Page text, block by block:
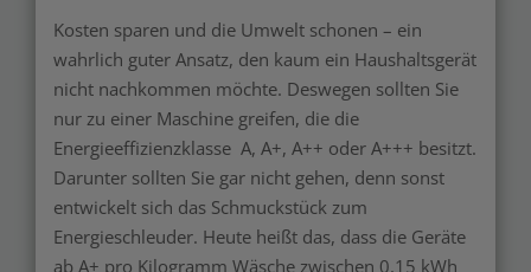
Kosten sparen und die Umwelt schonen – ein
wahrlich guter Ansatz, den kaum ein Haushaltsgerät
nicht nachkommen möchte. Deswegen sollten Sie
nur zu einer Maschine greifen, die die
Energieeffizienzklasse A, A+, A++ oder A+++ besitzt.
Darunter sollten Sie gar nicht gehen, denn sonst
entwickelt sich das Schmuckstück zum
Energieschleuder. Heute heißt das, dass die Geräte
ab A+ pro Kilogramm Wäsche zwischen 0,15 kWh